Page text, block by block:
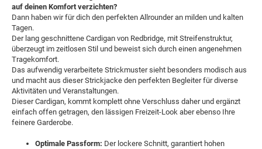
auf deinen Komfort verzichten?
Dann haben wir für dich den perfekten Allrounder an milden und kalten
Tagen.
Der lang geschnittene Cardigan von Redbridge, mit Streifenstruktur,
überzeugt im zeitlosen Stil und beweist sich durch einen angenehmen
Tragekomfort.
Das aufwendig verarbeitete Strickmuster sieht besonders modisch aus
und macht aus dieser Strickjacke den perfekten Begleiter für diverse
Aktivitäten und Veranstaltungen.
Dieser Cardigan, kommt komplett ohne Verschluss daher und ergänzt
einfach offen getragen, den lässigen Freizeit-Look aber ebenso Ihre
feinere Garderobe.
Optimale Passform: Der lockere Schnitt, garantiert hohen